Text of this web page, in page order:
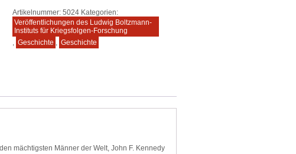
Artikelnummer: 5024 Kategorien:
Veröffentlichungen des Ludwig Boltzmann-
Instituts für Kriegsfolgen-Forschung
, Geschichte , Geschichte
mächtigsten Männer der Welt, John F. Kennedy